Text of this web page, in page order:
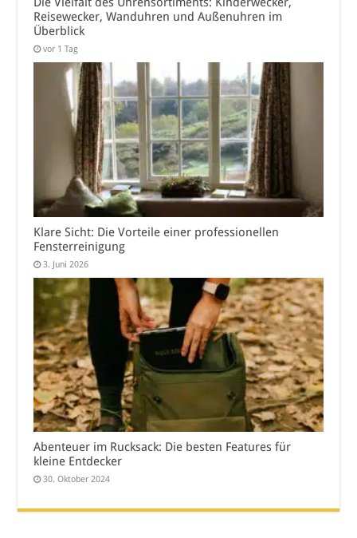
Reisewecker, Wanduhren und Außenuhren im
Überblick
vor 1 Tag
Klare Sicht: Die Vorteile einer professionellen
Fensterreinigung
3. Juni 2026
Abenteuer im Rucksack: Die besten Features für
kleine Entdecker
30. Oktober 2024